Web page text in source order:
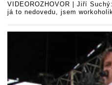
VIDEOROZHOVOR | Jiří
já to nedovedu, jsem